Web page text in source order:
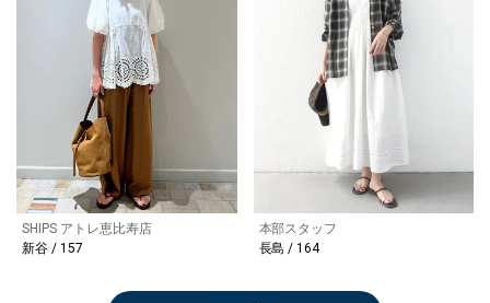
SHIPS アトレ恵比寿店
新谷 / 157
本部スタッフ
長島 / 164